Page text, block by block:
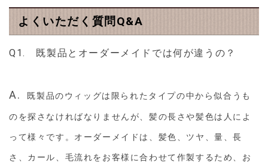
よくいただく質問Q&A
Q1. 既製品とオーダーメイドでは何が違うの？
A. 既製品のウィッグは限られたタイプの中から似合うも
のを探さなければなりませんが、髪の長さや髪色は人によ
って様々です。オーダーメイドは、髪色、ツヤ、量、長
さ、カール、毛流れをお客様に合わせて作製するため、お